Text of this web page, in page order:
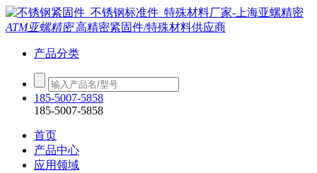
ATM亚螺精密高精密紧固件/特殊材料供应商
产品分类
185-5007-5858
185-5007-5858
首页
产品中心
应用领域